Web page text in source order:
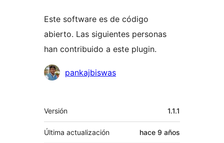
Este software es de código
abierto. Las siguientes personas
han contribuido a este plugin.
Colaboradores
pankajbiswas
Meta
Versión 1.1.1
Última actualización hace 9 años